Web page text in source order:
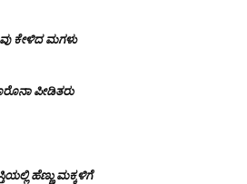
ಕೇಳಿದ ಮಗಳು
ಪೀಡಿತರು
ಹೆಣ್ಣು ಮಕ್ಕಳಿಗೆ